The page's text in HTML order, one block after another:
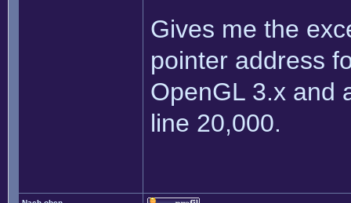
Gives me the
pointer address
OpenGL 3.x and
line 20,000.